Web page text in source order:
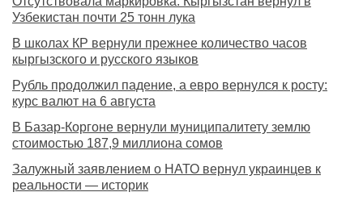
Узбекистан почти 25 тонн лука
В школах КР вернули прежнее количество часов
кыргызского и русского языков
Рубль продолжил падение, а евро вернулся к росту:
курс валют на 6 августа
В Базар-Коргоне вернули муниципалитету землю
стоимостью 187,9 миллиона сомов
Залужный заявлением о НАТО вернул украинцев к
реальности — историк